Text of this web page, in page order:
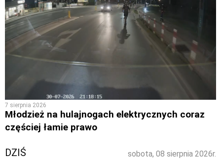
7 sierpnia 2026
Młodzież na hulajnogach elektrycznych coraz
częściej łamie prawo
sobota, 08 sierpnia 2026r.
DZIŚ